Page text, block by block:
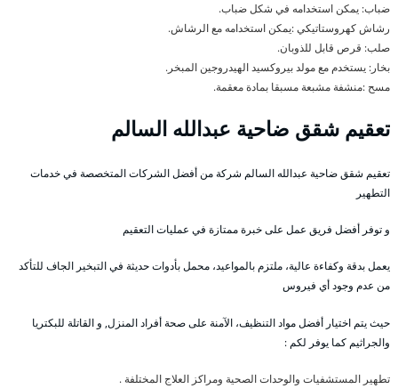
ضباب: يمكن استخدامه في شكل ضباب.
رشاش كهروستاتيكي :يمكن استخدامه مع الرشاش.
صلب: قرص قابل للذوبان.
بخار: يستخدم مع مولد بيروكسيد الهيدروجين المبخر.
مسح :منشفة مشبعة مسبقا بمادة معقمة.
تعقيم شقق ضاحية عبدالله السالم
تعقيم شقق ضاحية عبدالله السالم شركة من أفضل الشركات المتخصصة في خدمات
التطهير
و توفر أفضل فريق عمل على خبرة ممتازة في عمليات التعقيم
يعمل بدقة وكفاءة عالية، ملتزم بالمواعيد، محمل بأدوات حديثة في التبخير الجاف للتأكد
من عدم وجود أي فيروس
حيث يتم اختيار أفضل مواد التنظيف، الآمنة على صحة أفراد المنزل, و القاتلة للبكتريا
والجراثيم كما يوفر لكم :
تطهير المستشفيات والوحدات الصحية ومراكز العلاج المختلفة .